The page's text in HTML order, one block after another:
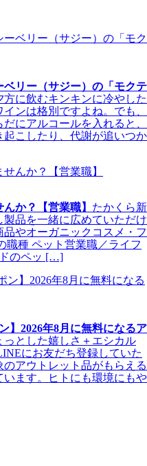
リー（サジー）の「モクテ
方に飲むキンキンに冷やした
ンは格別ですよね。でも、
にアルコールを入れると、
こしたり、代謝が追いつか
か？【営業職】 たかくら新
品を一緒に広めていただけ
やオーガニックコスメ・フ
職種 ペット営業職／ライフ
のペッ […]
】2026年8月に無料になるア
とした嬉しさ＋エシカル
にお友だち登録していた
アウトレット品がもらえる
ます。ヒトにも環境にもや